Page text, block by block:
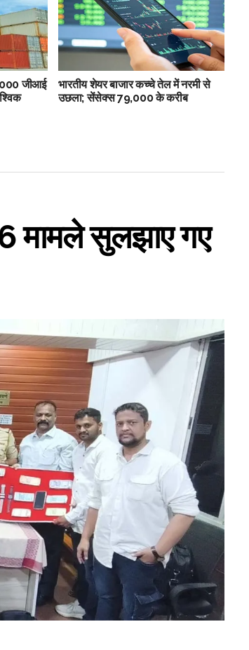
जीआई
भारतीय शेयर बाजार कच्चे तेल में नरमी से
उछला; सेंसेक्स 79,000 के करीब
6 मामले सुलझाए गए